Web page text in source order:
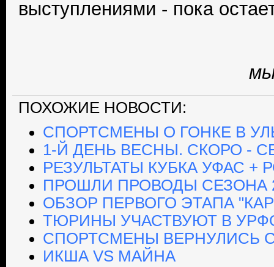
выступлениями - пока
ПОХОЖИЕ НОВОСТИ:
СПОРТСМЕНЫ О ГОНКЕ В
1-Й ДЕНЬ ВЕСНЫ. СКОРО -
РЕЗУЛЬТАТЫ КУБКА УФАС +
ПРОШЛИ ПРОВОДЫ СЕЗОНА
ОБЗОР ПЕРВОГО ЭТАПА
ТЮРИНЫ УЧАСТВУЮТ В
СПОРТСМЕНЫ ВЕРНУЛИСЬ
ИКША VS МАЙНА